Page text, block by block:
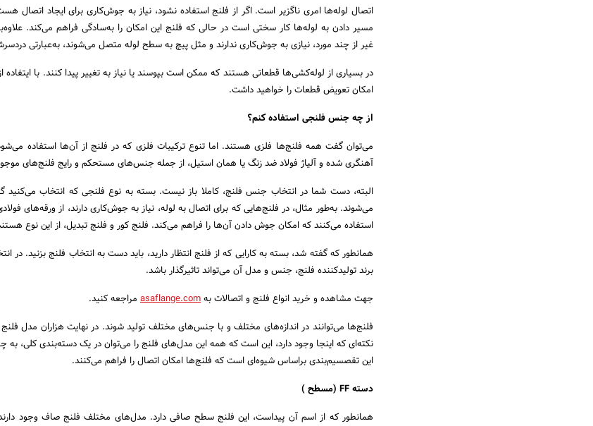
اتصال لوله‌ها امری ناگزیر است. اگر از فلنج استفاده نشود، نیاز به جوش‌کاری برای ایجاد اتصال
مسیر دادن به لوله‌ها کار سختی است در حالی که فلنج این امکان را به‌سادگی فراهم می‌کند. علاوه‌بر
غیر از چند مورد، نیازی به جوش‌کاری ندارند و مثل پیچ به سطح لوله متصل می‌شوند، به‌عبارتی
در بسیاری از لوله‌کشی‌ها قطعاتی هستند که ممکن است بپوسند یا نیاز به تغییر پیدا کنند. با ایتفاده
امکان تعویض قطعات را خواهید داشت.
از چه جنس فلنجی استفاده کنم؟
می‌توان گفت همه فلنج‌ها فلزی هستند. اما تنوع ترکیبات فلزی که در فلنج از آن‌ها استفاده
آهنگری شده و آلیاژ فولاد ضد زنگ یا همان استیل، از جمله جنس‌های مستحکم و رایج فلنج‌‌های
البته، دست شما در انتخاب جنس فلنج، کاملا باز نیست. بسته به نوع فلنجی که انتخاب می‌کنید
می‌شوند. به‌طور مثال، در فلنج‌هایی که برای اتصال به لوله، نیاز به جوش‌کاری دارند، از ورقه‌های
استفاده می‌کنند که امکان جوش دادن آن‌ها را فراهم می‌کند. فلنج کور و فلنج تبدیل، از این نوع
همانطور که گفته شد، بسته به کارایی که از فلنج انتظار دارید، باید دست به انتخاب فلنج بزنید. در
برند تولیدکننده فلنج، جنس و مدل آن می‌تواند تاثیرگذار باشد.
جهت مشاهده و خرید انواع فلنج و اتصالات بهasaflange.com مراجعه کنید.
فلنج‌ها می‌توانند در اندازه‌های مختلف و با جنس‌های مختلف تولید شوند. در نهایت هزاران مدل
نکته‌ای که اینجا وجود دارد، این است که همه این مدل‌های فلنج را می‌توان در یک دسته‌بندی کلی، به
این تقصسیم‌بندی براساس شیوه‌ای است که فلنج‌ها امکان اتصال را فراهم می‌کنند.
دسته FF (مسطح )
همانطور که از اسم آن پیداست، این فلنج سطح صافی دارد. مدل‌های مختلف فلنج صاف وجود